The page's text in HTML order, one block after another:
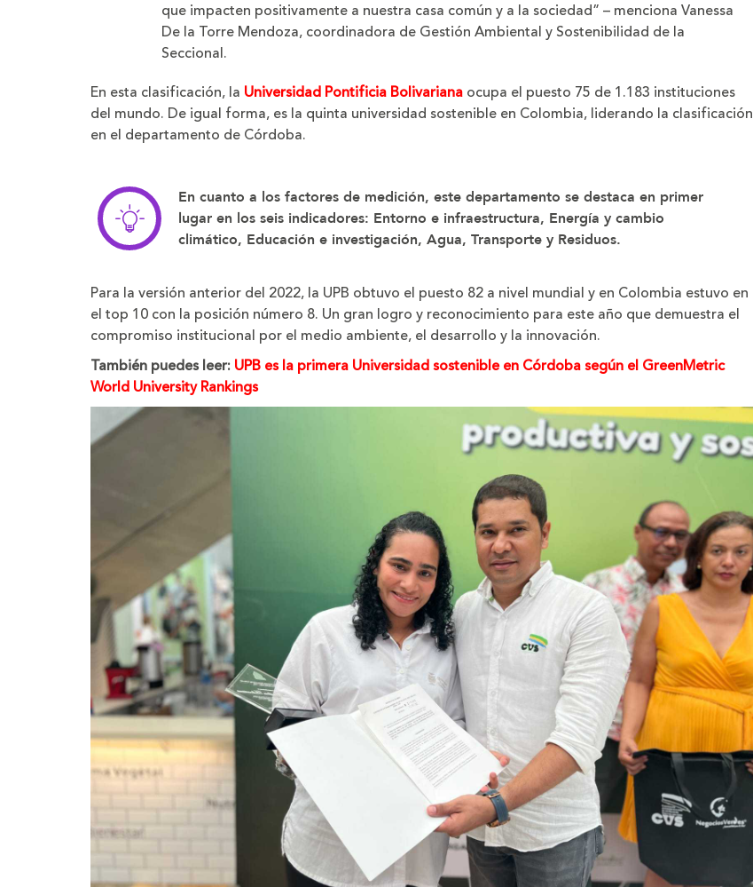
que impacten positivamente a nuestra casa común y a la sociedad” – menciona Vanessa
De la Torre Mendoza, coordinadora de Gestión Ambiental y Sostenibilidad de la
Seccional.
En esta clasificación, la Universidad Pontificia Bolivariana ocupa el puesto 75 de 1.183 instituciones
del mundo. De igual forma, es la quinta universidad sostenible en Colombia, liderando la clasificación
en el departamento de Córdoba.
En cuanto a los factores de medición, este departamento se destaca en primer
lugar en los seis indicadores: Entorno e infraestructura, Energía y cambio
climático, Educación e investigación, Agua, Transporte y Residuos.
Para la versión anterior del 2022, la UPB obtuvo el puesto 82 a nivel mundial y en Colombia estuvo en
el top 10 con la posición número 8. Un gran logro y reconocimiento para este año que demuestra el
compromiso institucional por el medio ambiente, el desarrollo y la innovación.
También puedes leer: UPB es la primera Universidad sostenible en Córdoba según el GreenMetric
World University Rankings